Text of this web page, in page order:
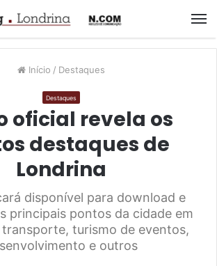
Início / Destaques
Destaques
oficial revela os
destaques de
Londrina
disponível para download e
principais pontos da cidade em
turismo de eventos,
e outros